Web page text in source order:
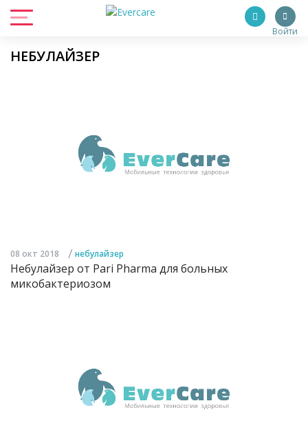
Войти
НЕБУЛАЙЗЕР
08 окт 2018 / небулайзер
Небулайзер от Pari Pharma для больных
микобактериозом